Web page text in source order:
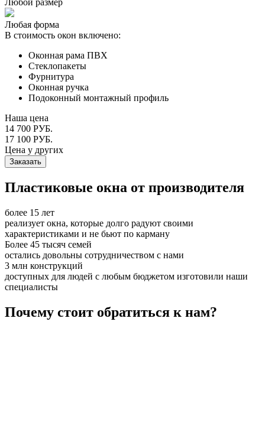
Любая форма
В стоимость окон включено:
Оконная рама ПВХ
Стеклопакеты
Фурнитура
Оконная ручка
Подоконный монтажный профиль
Наша цена
14 700 РУБ.
17 100 РУБ.
Цена у других
Заказать
Пластиковые окна от производителя
более 15 лет
реализует окна, которые долго радуют своими
характеристиками и не бьют по карману
Более 45 тысяч семей
остались довольны сотрудничеством с нами
3 млн конструкций
доступных для людей с любым бюджетом изготовили наши
специалисты
Почему стоит обратиться к нам?